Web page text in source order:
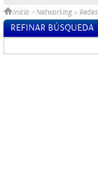
Inicio > Networking» Redes
REFINAR BÚSQUEDA